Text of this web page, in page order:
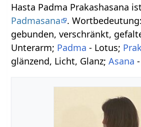
Hasta Padma Prakashasana
Padmasana
. Wortbedeutung:
gebunden, verschränkt,
Unterarm; Padma - Lotus;
glänzend, Licht, Glanz;Asana